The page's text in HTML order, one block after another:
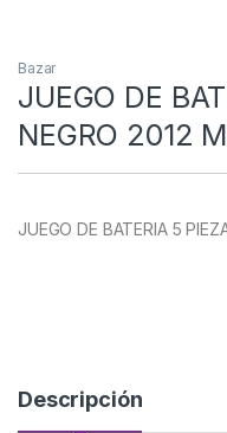
Bazar
JUEGO DE
NEGRO 2012
JUEGO DE BATERIA 5
Descripción